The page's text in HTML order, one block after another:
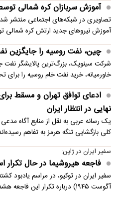
آموزش سربازان کره شمالی
تصاویری در شبکه‌های اجتماعی منتشر
آموزش نیروهای جدید ارتش کره
چین، نفت روسیه را جایگزین
شرکت سینوپک، بزرگ‌ترین پالایشگر
خاورمیانه، خرید نفت خام روسیه را برای
ادعای توافق تهران و مسقط
نهایی در انتظار ایران
یک رسانه عربی به نقل از منابع آگاه
کلی بازگشایی تنگه هرمز به تفاهم
سفیر ایران در ژاپن:
فاجعه هیروشیما در حال تکرار
آگوست ۱۹۴۵) درباره تکرار این فاجعه هشدار داد.